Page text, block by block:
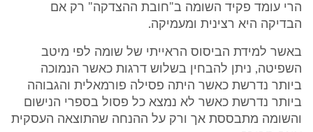
הרי עומד פקיד השומה ב"חובת ההצדקה" רק אם
הבדיקה היא רצינית ומעמיקה.
באשר למידת הביסוס הראייתי של שומה לפי מיטב
השפיטה, ניתן להבחין בשלוש דרגות כאשר הנמוכה
ביותר נדרשת כאשר היתה פסילה פורמאלית והגבוהה
ביותר נדרשת כאשר לא נמצא כל פסול בספרי הנישום
והשומה מתבססת אך ורק על ההנחה שהתוצאה העסקית